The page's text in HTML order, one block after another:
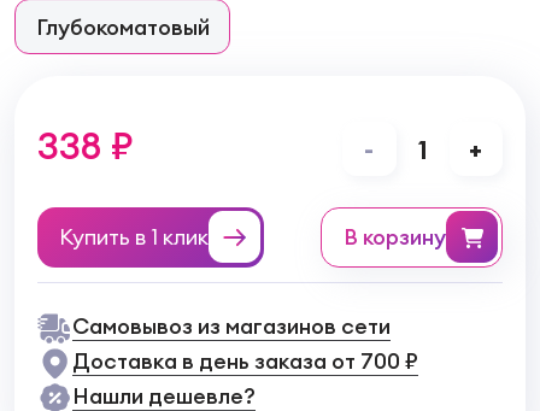
Глубокоматовый
338 ₽ - 1 +
Купить в 1 клик в корзину
Самовывоз из магазинов сети
Доставка в день заказа от 700 ₽
Нашли дешевле?